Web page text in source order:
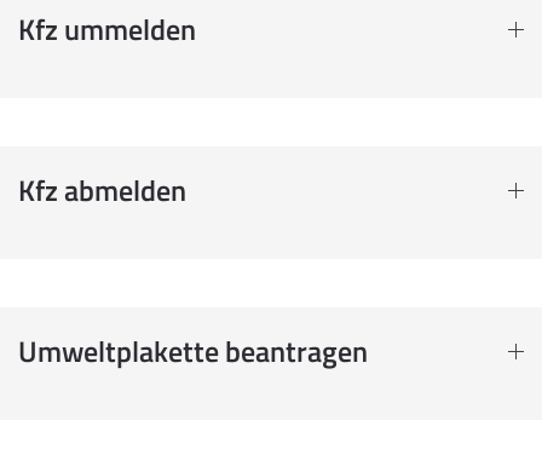
Kfz ummelden
Kfz abmelden
Umweltplakette beantragen